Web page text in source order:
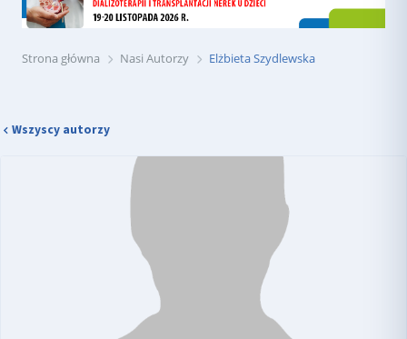
Strona główna Nasi Autorzy Elżbieta Szydlewska
Wszyscy autorzy